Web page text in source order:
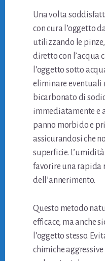
Una volta
con cura l’oggetto
utilizzando le
diretto con l’acqua
l’oggetto sotto
eliminare eventuali
bicarbonato di
immediatamente e
panno morbido e
assicurandosi che
superficie.
favorire una rapida
dell’annerimento.
Questo metodo
efficace, ma anche
l’oggetto stesso.
chimiche